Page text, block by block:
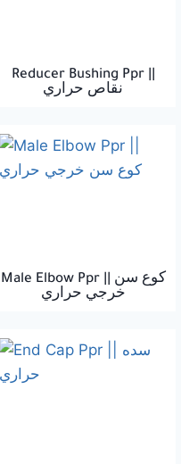
Reducer Bushing Ppr ||
نقاص حراري
Male Elbow Ppr || كوع سن
خرجي حراري